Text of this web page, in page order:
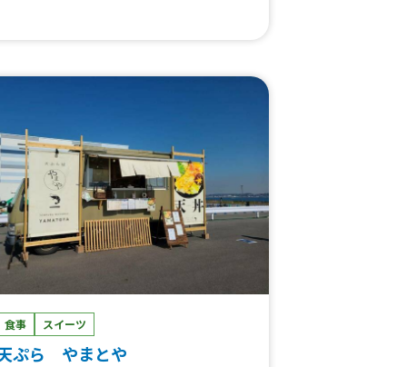
食事 スイーツ
ぷら やまとや